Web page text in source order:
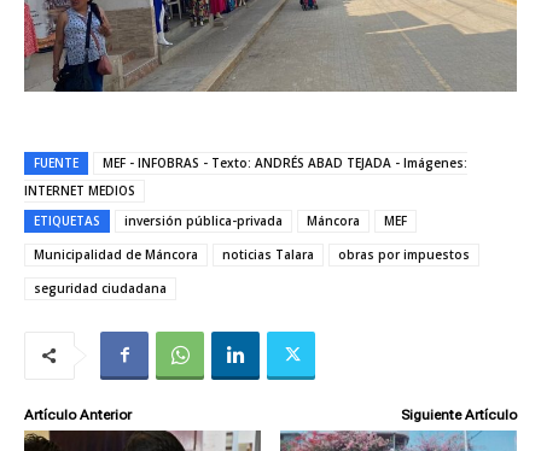
FUENTE
MEF - INFOBRAS - Texto: ANDRÉS ABAD TEJADA - Imágenes:
INTERNET MEDIOS
ETIQUETAS
inversión pública-privada Máncora
MEF
Municipalidad de Máncora
noticias Talara
obras por impuestos
seguridad ciudadana
Artículo Anterior Siguiente Artículo